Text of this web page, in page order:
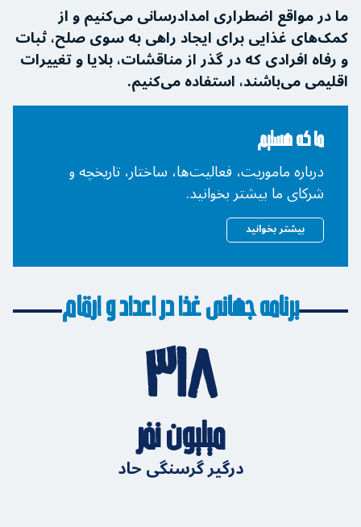
ما در مواقع اضطراری امدادرسانی می‌کنیم و از
کمک‌های غذایی برای ایجاد راهی به سوی صلح، ثبات
و رفاه افرادی که در گذر از مناقشات، بلایا و تغییرات
اقلیمی می‌باشند، استفاده می‌کنیم.
ما که هستیم
درباره ماموریت، فعالیت‌ها، ساختار، تاریخچه و
شرکای ما بیشتر بخوانید.
بیشتر بخوانید
برنامه جهانی غذا در اعداد و ارقام
۳۱۸
میلیون نفر
درگیر گرسنگی حاد